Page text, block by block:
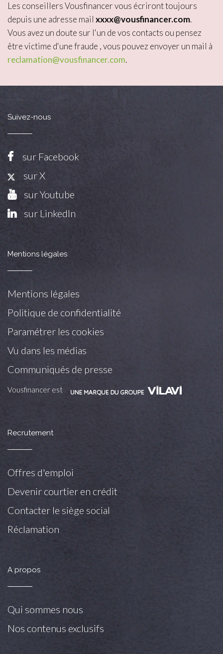
Les conseillers Vousfinancer vous écriront toujours
depuis une adresse mail xxxx@vousfinancer.com.
Vous avez un doute sur l'un de vos contacts ou pensez
être victime d'une fraude , vous pouvez envoyer un mail à
reclamation@vousfinancer.com.
Suivez-nous
sur Facebook
sur X
sur Youtube
sur LinkedIn
Mentions légales
Mentions légales
Politique de confidentialité
Paramétrer les cookies
Vu dans les médias
Communiqués de presse
Vousfinancer est
Recrutement
Offres d'emploi
Devenir courtier en crédit
Contacter le siège social
Réclamation
A propos
Qui sommes nous
Nos contenus exclusifs